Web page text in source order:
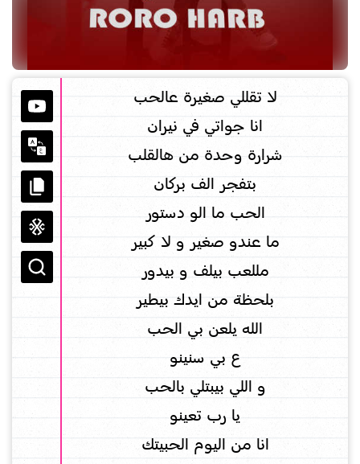
لا تقللي صغيرة عالحب
انا جواتي في نيران
شرارة وحدة من هالقلب
بتفجر الف بركان
الحب ما الو دستور
ما عندو صغير و لا كبير
مللعب بيلف و بيدور
بلحظة من ايدك بيطير
الله يلعن بي الحب
ع بي سنينو
و اللي بيبتلي بالحب
يا رب تعينو
انا من اليوم الحبيتك